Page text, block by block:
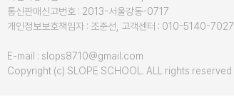
통신판매신고번호 : 2013-서울강동-0717
개인정보보호책임자 : 조준선, 고객센터 : 010-5140-7027
E-mail : slops8710@gmail.com
Copyright (c) SLOPE SCHOOL. ALL rights reserved